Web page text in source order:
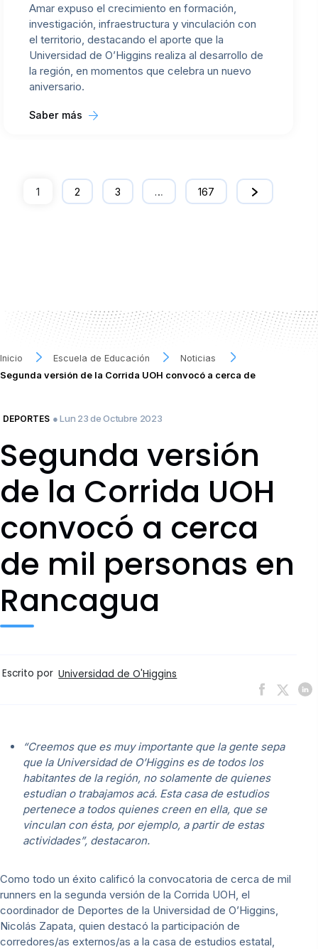
Amar expuso el crecimiento en formación,
investigación, infraestructura y vinculación con
el territorio, destacando el aporte que la
Universidad de O’Higgins realiza al desarrollo de
la región, en momentos que celebra un nuevo
aniversario.
Saber más
1 2 3 … 167
Inicio Escuela de Educación
Noticias
Segunda versión de la Corrida UOH convocó a cerca de
DEPORTES ● Lun 23 de Octubre 2023
Segunda versión
de la Corrida UOH
convocó a cerca
de mil personas en
Rancagua
Escrito por Universidad de O'Higgins
“Creemos que es muy importante que la gente sepa
que la Universidad de O’Higgins es de todos los
habitantes de la región, no solamente de quienes
estudian o trabajamos acá. Esta casa de estudios
pertenece a todos quienes creen en ella, que se
vinculan con ésta, por ejemplo, a partir de estas
actividades”, destacaron.
Como todo un éxito calificó la convocatoria de cerca de mil
runners en la segunda versión de la Corrida UOH, el
coordinador de Deportes de la Universidad de O’Higgins,
Nicolás Zapata, quien destacó la participación de
corredores/as externos/as a la casa de estudios estatal,